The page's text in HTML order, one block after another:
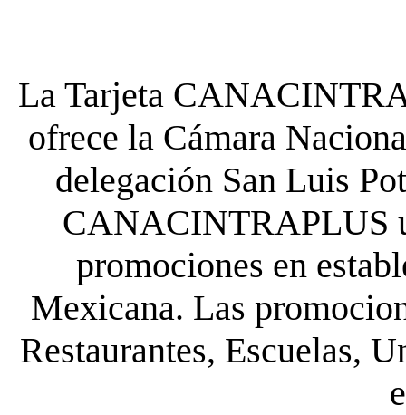
La Tarjeta
ofrece la Cámara
delegación San Luis
CANACINTRAPLUS
promociones en
Mexicana. Las
Restaurantes, Escuelas,